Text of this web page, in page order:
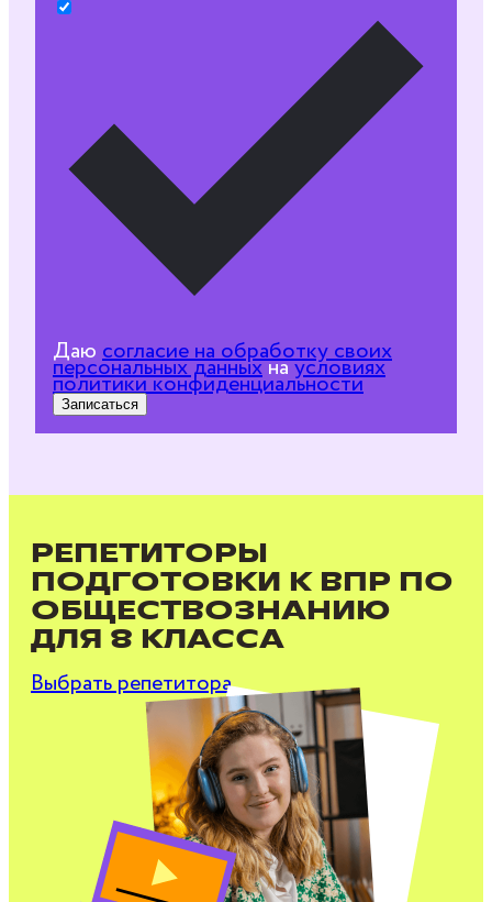
Даю согласие на обработку своих
персональных данныхнаусловиях
политики конфиденциальности
Записаться
РЕПЕТИТОРЫ
ПОДГОТОВКИ К ВПР ПО
ОБЩЕСТВОЗНАНИЮ
ДЛЯ 8 КЛАССА
Выбрать репетитора